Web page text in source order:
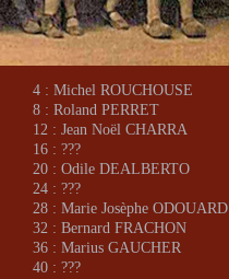
4 : Michel ROUCHOUSE
8 : Roland PERRET
12 : Jean Noël CHARRA
16 : ???
20 : Odile DEALBERTO
24 : ???
28 : Marie Josèphe ODOUARD
32 : Bernard FRACHON
36 : Marius GAUCHER
40 : ???